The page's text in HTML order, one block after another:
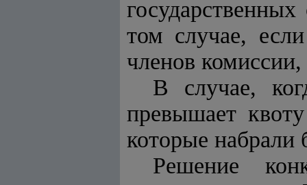
том случае,
членов
В случае,
превышает
которые набрали
Решение